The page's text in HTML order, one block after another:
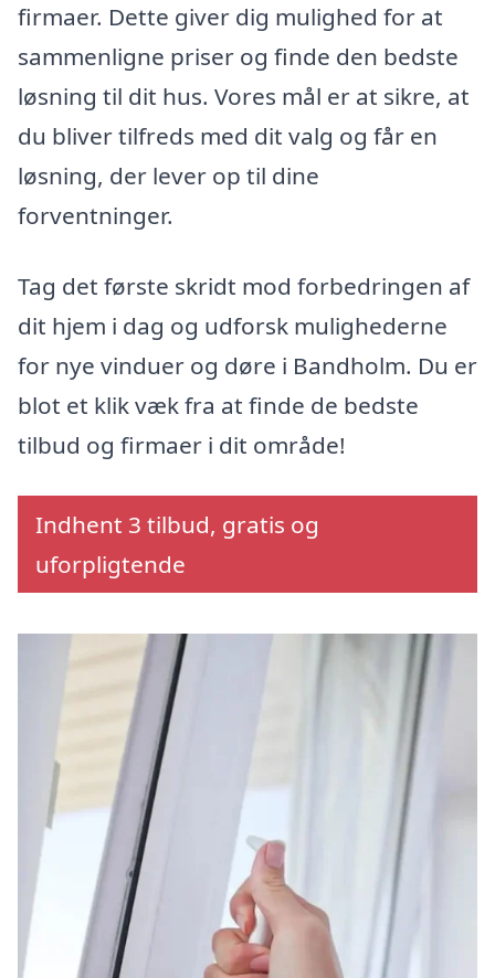
firmaer. Dette giver dig mulighed for at
sammenligne priser og finde den bedste
løsning til dit hus. Vores mål er at sikre, at
du bliver tilfreds med dit valg og får en
løsning, der lever op til dine
forventninger.
Tag det første skridt mod forbedringen af
dit hjem i dag og udforsk mulighederne
for nye vinduer og døre i Bandholm. Du er
blot et klik væk fra at finde de bedste
tilbud og firmaer i dit område!
Indhent 3 tilbud, gratis og
uforpligtende